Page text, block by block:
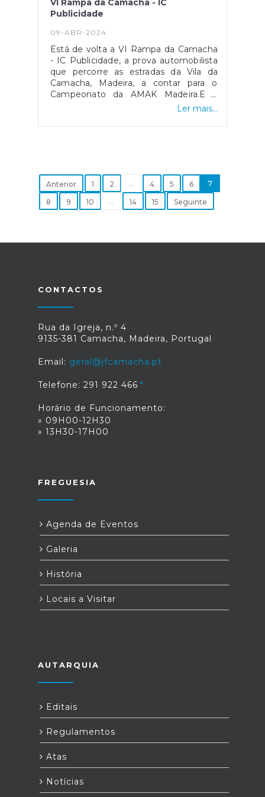
VI Rampa da Camacha - IC
Publicidade
09-ABR-2024
Está de volta a VI Rampa da Camacha
- IC Publicidade, a prova automobilista
que percorre as estradas da Vila da
Camacha, Madeira, a contar para o
Campeonato da AMAK Madeira.E a
grande surpresa desta VI Edição? O
no dia 19 de abril.Fica aqui o nosso
nossa
Camacha.#rampadacamacha #amak #accs
Ler mais...
Anterior 1 2 ... 4 5 6 7
8 9 10 ... 14 15 Seguinte
CONTACTOS
Rua da Igreja, n.º 4
9135-381 Camacha, Madeira, Portugal
Email: geral@jfcamacha.pt
Telefone: 291 922 466
Horário de Funcionamento:
» 09H00-12H30
» 13H30-17H00
FREGUESIA
Agenda de Eventos
Galeria
História
Locais a Visitar
AUTARQUIA
Editais
Regulamentos
Atas
Notícias